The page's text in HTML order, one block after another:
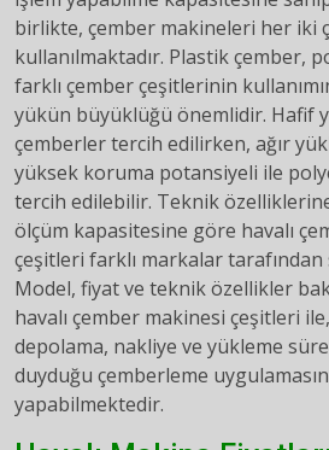
birlikte, çember makineleri her iki
kullanılmaktadır. Plastik çember,
farklı çember çeşitlerinin
yükün büyüklüğü önemlidir. Hafif
çemberler tercih edilirken, ağır
yüksek koruma potansiyeli ile
tercih edilebilir. Teknik
ölçüm kapasitesine göre havalı
çeşitleri farklı markalar tarafından
Model, fiyat ve teknik özellikler
havalı çember makinesi çeşitleri
depolama, nakliye ve yükleme
duyduğu çemberleme
yapabilmektedir.